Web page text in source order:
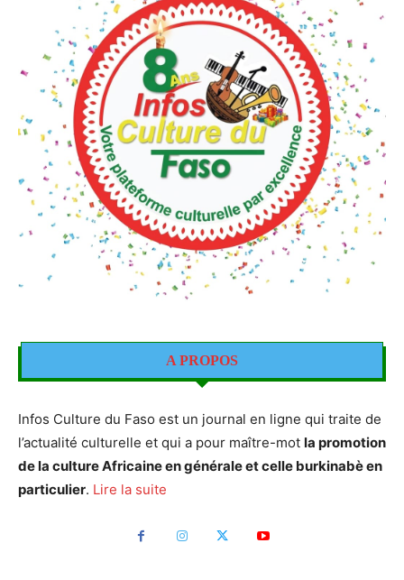
A PROPOS
Infos Culture du Faso est un journal en ligne qui traite de
l’actualité culturelle et qui a pour maître-mot la promotion
de la culture Africaine en générale et celle burkinabè en
particulier. Lire la suite